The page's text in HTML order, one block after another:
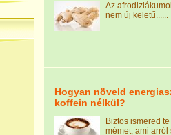
Az
nem új keletű......
Hogyan növeld
koffein nélkül?
Biztos ismered
mémet, ami arról